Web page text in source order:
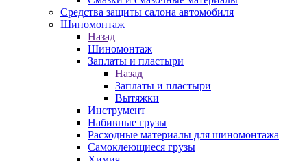
Средства защиты салона автомобиля
Шиномонтаж
Назад
Шиномонтаж
Заплаты и пластыри
Назад
Заплаты и пластыри
Вытяжки
Инструмент
Набивные грузы
Расходные материалы для шиномонтажа
Самоклеющиеся грузы